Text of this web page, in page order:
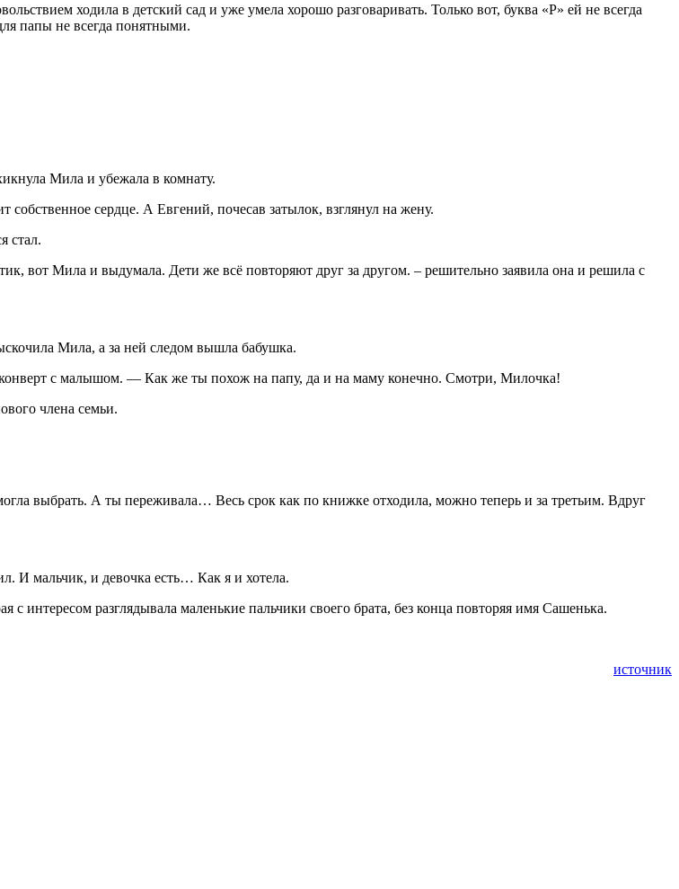
ходила в детский сад и уже умела хорошо разговаривать. Только вот, буква «Р» ей не всегда
папы не всегда понятными.
Мила и убежала в комнату.
сердце. А Евгений, почесав затылок, взглянул на жену.
стал.
вот Мила и выдумала. Дети же всё повторяют друг за другом. – решительно заявила она и решила с
Мила, а за ней следом вышла бабушка.
с малышом. — Как же ты похож на папу, да и на маму конечно. Смотри, Милочка!
члена семьи.
выбрать. А ты переживала… Весь срок как по книжке отходила, можно теперь и за третьим. Вдруг
мальчик, и девочка есть… Как я и хотела.
разглядывала маленькие пальчики своего брата, без конца повторяя имя Сашенька.
источник